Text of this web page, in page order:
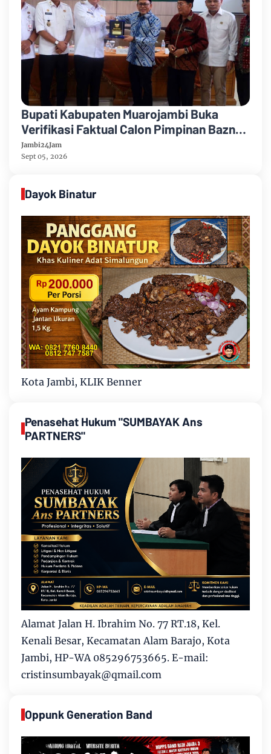
Bupati Kabupaten Muarojambi Buka
Verifikasi Faktual Calon Pimpinan Baznas
Tahun 2026-2031
Jambi24Jam
Sept 05, 2026
Dayok Binatur
Kota Jambi, KLIK Benner
Penasehat Hukum "SUMBAYAK Ans
PARTNERS"
Alamat Jalan H. Ibrahim No. 77 RT.18, Kel.
Kenali Besar, Kecamatan Alam Barajo, Kota
Jambi, HP-WA 085296753665. E-mail:
cristinsumbayak@qmail.com
Oppunk Generation Band